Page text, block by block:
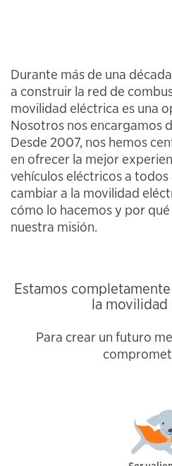
Durante más de una
a construir la red de
movilidad eléctrica es una
Nosotros nos encargamos
Desde 2007, nos hemos
en ofrecer la mejor
vehículos eléctricos a
cambiar a la movilidad
cómo lo hacemos y por
nuestra misión.
Estamos
la movilidad
Para crear un futuro